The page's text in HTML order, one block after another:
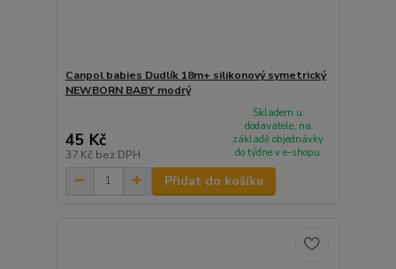
Canpol babies Dudlík 18m+ silikonový symetrický
NEWBORN BABY modrý
45 Kč
37 Kč bez DPH
Skladem u
dodavatele, na
základě objednávky
do týdne v e-shopu
Přidat do košíku